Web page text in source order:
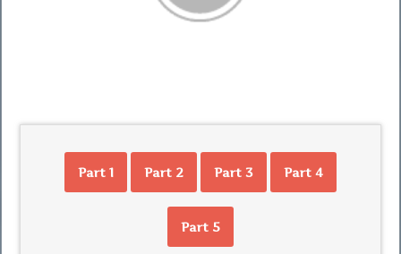
Part 1 Part 2 Part 3 Part 4
Part 5